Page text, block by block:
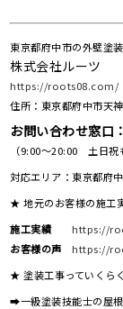
東京都府中市の外壁塗
株式会社ルーツ
https://roots08.com/
住所：東京都府中市天
お問い合わせ窓口：
（9:00～20:00 土日祝
対応エリア：東京都府
★ 地元のお客様の施工
施工実績
https://
お客様の声
https://
★ 塗装工事っていくら
➡一級塗装技能士の屋